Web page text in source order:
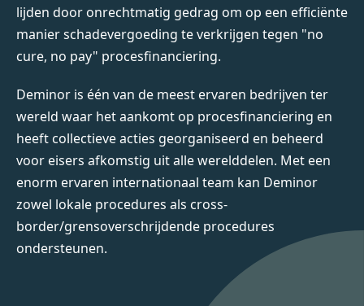
lijden door onrechtmatig gedrag om op een efficiënte
manier schadevergoeding te verkrijgen tegen "no
cure, no pay" procesfinanciering.
Deminor is één van de meest ervaren bedrijven ter
wereld waar het aankomt op procesfinanciering en
heeft collectieve acties georganiseerd en beheerd
voor eisers afkomstig uit alle werelddelen. Met een
enorm ervaren internationaal team kan Deminor
zowel lokale procedures als cross-
border/grensoverschrijdende procedures
ondersteunen.